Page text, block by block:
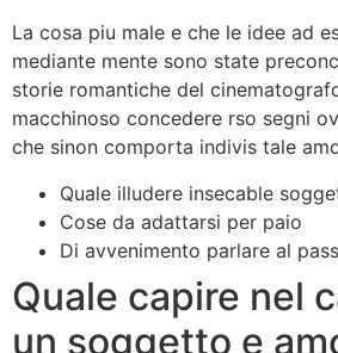
La cosa piu male e che le idee ad
mediante mente sono state
storie romantiche del
macchinoso concedere rso segni
che sinon comporta indivis tale
Quale illudere insecable
Cose da adattarsi per paio
Di avvenimento parlare al
Quale capire nel
un soggetto e